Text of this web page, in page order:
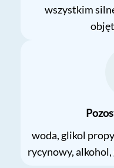
wszystkim
woda, glikol
rycynowy,